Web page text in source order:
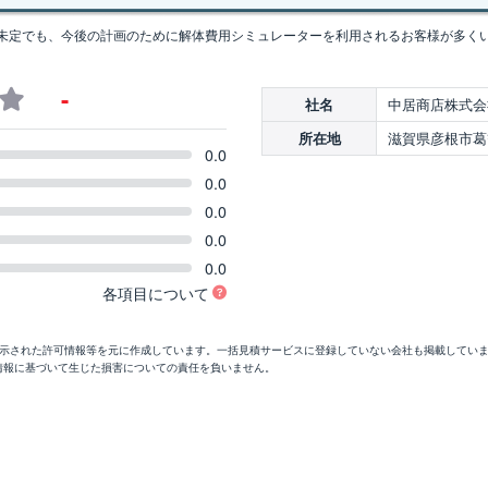
定でも、今後の計画のために解体費用シミュレーターを利用されるお客様が多く
-
0.0
0.0
0.0
0.0
0.0
各項目について
社名 中居商店株式
所在地 滋賀県彦根市
された許可情報等を元に作成しています。一括見積サービスに登録していない会社も掲載してい
に基づいて生じた損害についての責任を負いません。